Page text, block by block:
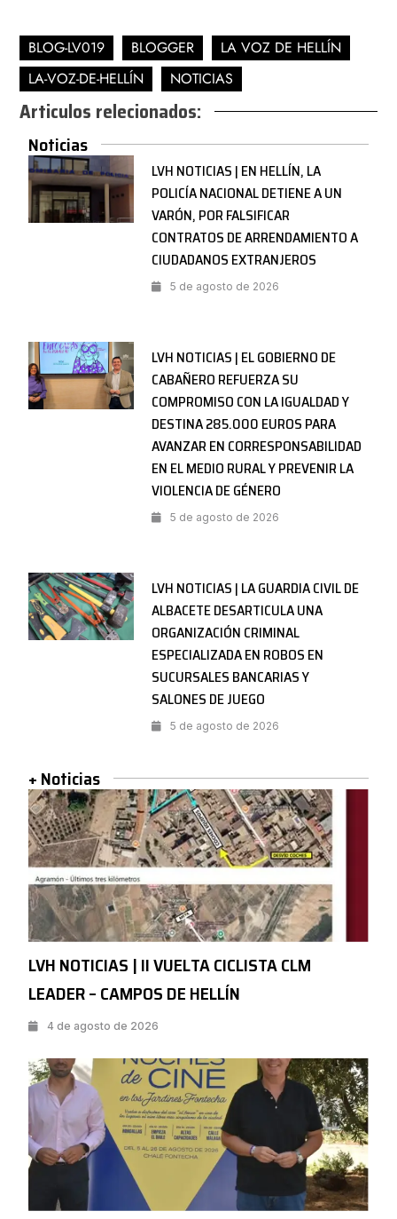
BLOG-LV019 BLOGGER
LA VOZ DE HELLÍN
LA-VOZ-DE-HELLÍN
NOTICIAS
Articulos relecionados:
Noticias
LVH NOTICIAS | EN HELLÍN, LA
POLICÍA NACIONAL DETIENE A UN
VARÓN, POR FALSIFICAR
CONTRATOS DE ARRENDAMIENTO A
CIUDADANOS EXTRANJEROS
5 de agosto de 2026
LVH NOTICIAS | EL GOBIERNO DE
CABAÑERO REFUERZA SU
COMPROMISO CON LA IGUALDAD Y
DESTINA 285.000 EUROS PARA
AVANZAR EN CORRESPONSABILIDAD
EN EL MEDIO RURAL Y PREVENIR LA
VIOLENCIA DE GÉNERO
5 de agosto de 2026
LVH NOTICIAS | LA GUARDIA CIVIL DE
ALBACETE DESARTICULA UNA
ORGANIZACIÓN CRIMINAL
ESPECIALIZADA EN ROBOS EN
SUCURSALES BANCARIAS Y
SALONES DE JUEGO
5 de agosto de 2026
+ Noticias
LVH NOTICIAS | II VUELTA CICLISTA CLM
LEADER – CAMPOS DE HELLÍN
4 de agosto de 2026